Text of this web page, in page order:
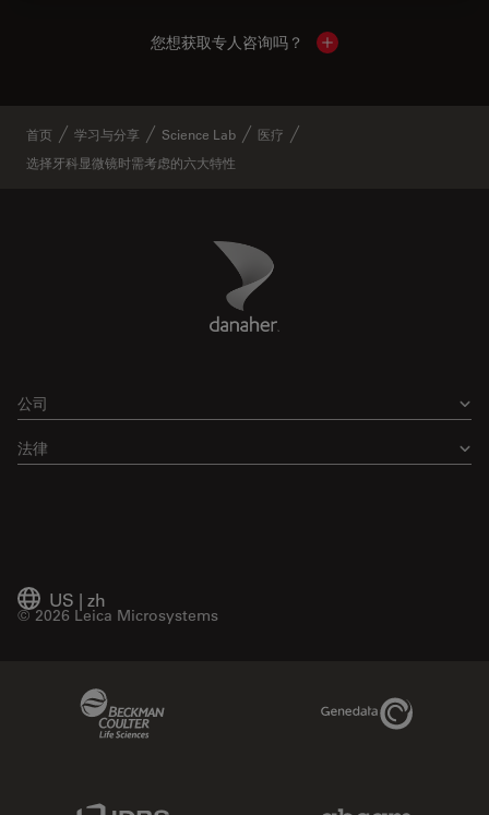
您想获取专人咨询吗？ Show local contacts
首页 学习与分享 Science Lab
医疗
选择牙科显微镜时需考虑的六大特性
Danaher Logo
公司
法律
US | zh
© 2026 Leica Microsystems
Genedata Link
IDBS Link